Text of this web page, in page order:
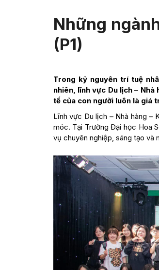
Những
(P1)
Trong kỷ nguyên trí tuệ
nhiên, lĩnh vực Du lịch –
tế của con người luôn là giá
Lĩnh vực Du lịch – Nhà hàng –
móc. Tại Trường Đại học Hoa
vụ chuyên nghiệp, sáng tạo và